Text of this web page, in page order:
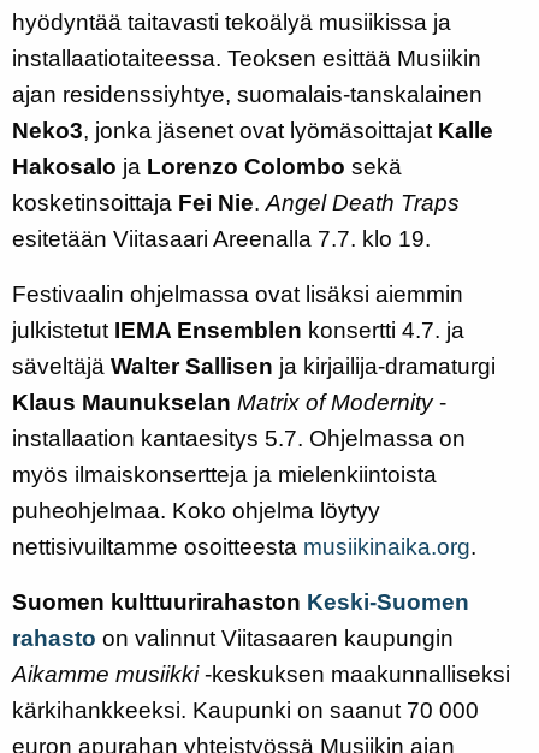
hyödyntää taitavasti tekoälyä musiikissa ja
installaatiotaiteessa. Teoksen esittää Musiikin
ajan residenssiyhtye, suomalais-tanskalainen
Neko3, jonka jäsenet ovat lyömäsoittajat Kalle
Hakosalo ja Lorenzo Colombo sekä
kosketinsoittaja Fei Nie. Angel Death Traps
esitetään Viitasaari Areenalla 7.7. klo 19.
Festivaalin ohjelmassa ovat lisäksi aiemmin
julkistetut IEMA Ensemblen konsertti 4.7. ja
säveltäjä Walter Sallisen ja kirjailija-dramaturgi
Klaus Maunukselan Matrix of Modernity-
installaation kantaesitys 5.7. Ohjelmassa on
myös ilmaiskonsertteja ja mielenkiintoista
puheohjelmaa. Koko ohjelma löytyy
nettisivuiltamme osoitteesta musiikinaika.org.
Suomen kulttuurirahaston Keski-Suomen
rahasto on valinnut Viitasaaren kaupungin
Aikamme musiikki-keskuksen maakunnalliseksi
kärkihankkeeksi. Kaupunki on saanut 70 000
euron apurahan yhteistyössä Musiikin ajan